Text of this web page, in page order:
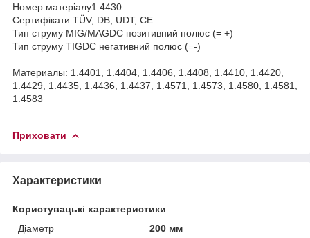
Номер матеріалу1.4430
Сертифікати TÜV, DB, UDT, CE
Тип струму MIG/MAGDC позитивний полюс (= +)
Тип струму TIGDC негативний полюс (=-)
Материалы: 1.4401, 1.4404, 1.4406, 1.4408, 1.4410, 1.4420,
1.4429, 1.4435, 1.4436, 1.4437, 1.4571, 1.4573, 1.4580, 1.4581,
1.4583
Приховати
Характеристики
Користувацькі характеристики
Діаметр
200 мм